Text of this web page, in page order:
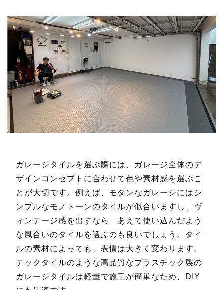
ガレージタイルを選ぶ際には、ガレージ全体のデ
ザインコンセプトに合わせて色や素材感を選ぶこ
とが大切です。例えば、モダンなガレージにはシ
ンプルなモノトーンのタイルが似合いますし、ヴ
ィンテージ感を出すなら、あえて使い込んだよう
な風合いのタイルを選ぶのも良いでしょう。タイ
ルの素材によっても、表情は大きく変わります。
テックタイルのような高品質なプラスチック製の
ガレージタイルは軽量で施工が簡単なため、DIY